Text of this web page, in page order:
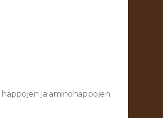
ja aminohappojen